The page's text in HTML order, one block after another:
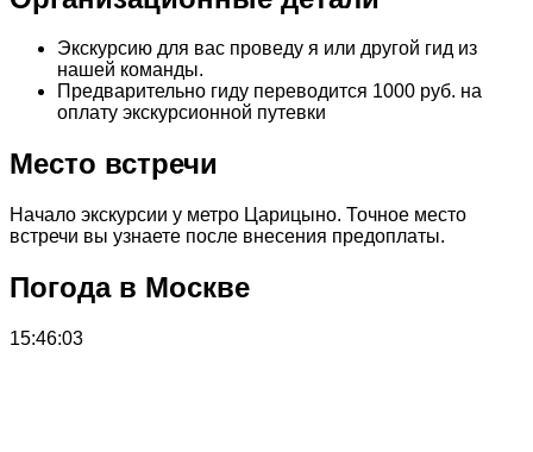
Экскурсию для вас проведу я или другой гид из
нашей команды.
Предварительно гиду переводится 1000 руб. на
оплату экскурсионной путевки
Место встречи
Начало экскурсии у метро Царицыно. Точное место
встречи вы узнаете после внесения предоплаты.
Погода в Москве
15:46:03